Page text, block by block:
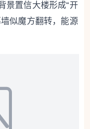
景置信大楼形成“开
似魔方翻转，能源